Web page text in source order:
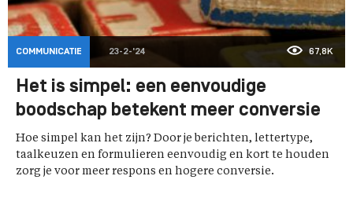
COMMUNICATIE 23-2-'24 67,8K
Het is simpel: een eenvoudige
boodschap betekent meer conversie
Hoe simpel kan het zijn? Door je berichten, lettertype,
taalkeuzen en formulieren eenvoudig en kort te houden
zorg je voor meer respons en hogere conversie.